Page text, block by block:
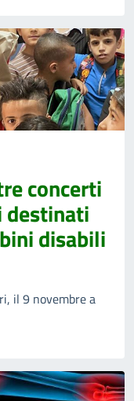
concerti
destinati
disabili
il 9 novembre a